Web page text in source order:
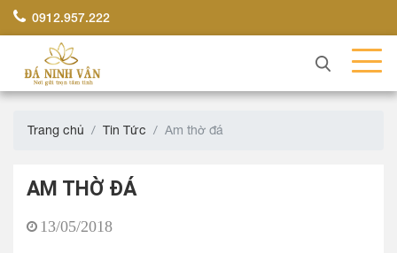
0912.957.222
Trang chủ Tin Tức Am thờ đá
AM THỜ ĐÁ
13/05/2018